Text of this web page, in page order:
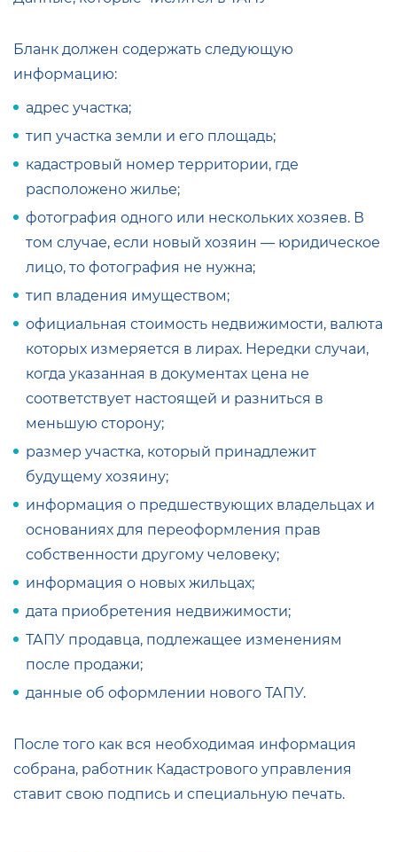
Бланк должен содержать следующую
информацию:
адрес участка;
тип участка земли и его площадь;
кадастровый номер территории, где
расположено жилье;
фотография одного или нескольких хозяев. В
том случае, если новый хозяин — юридическое
лицо, то фотография не нужна;
тип владения имуществом;
официальная стоимость недвижимости, валюта
которых измеряется в лирах. Нередки случаи,
когда указанная в документах цена не
соответствует настоящей и разниться в
меньшую сторону;
размер участка, который принадлежит
будущему хозяину;
информация о предшествующих владельцах и
основаниях для переоформления прав
собственности другому человеку;
информация о новых жильцах;
дата приобретения недвижимости;
ТАПУ продавца, подлежащее изменениям
после продажи;
данные об оформлении нового ТАПУ.
После того как вся необходимая информация
собрана, работник Кадастрового управления
ставит свою подпись и специальную печать.